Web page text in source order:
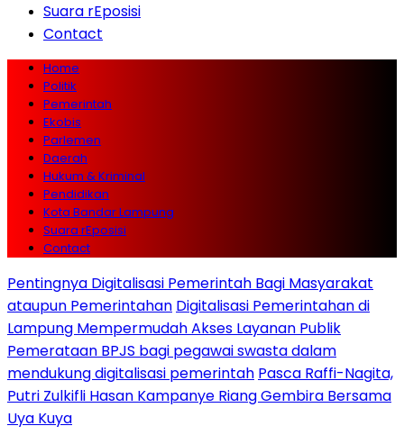
Suara rEposisi
Contact
Home
Politik
Pemerintah
Ekobis
Parlemen
Daerah
Hukum & Kriminal
Pendidikan
Kota Bandar Lampung
Suara rEposisi
Contact
Pentingnya Digitalisasi Pemerintah Bagi Masyarakat
ataupun Pemerintahan Digitalisasi Pemerintahan di
Lampung Mempermudah Akses Layanan Publik
Pemerataan BPJS bagi pegawai swasta dalam
mendukung digitalisasi pemerintah Pasca Raffi-Nagita,
Putri Zulkifli Hasan Kampanye Riang Gembira Bersama
Uya Kuya